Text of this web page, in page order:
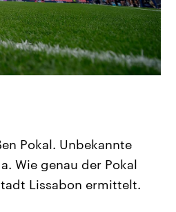
Pokal. Unbekannte
Wie genau der Pokal
Lissabon ermittelt.